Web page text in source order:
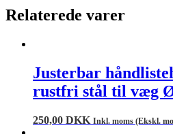
Relaterede varer
Justerbar
rustfri stål til væg
250,00 DKK Inkl. moms (Ekskl.